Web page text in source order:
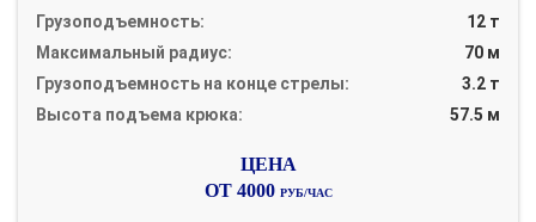
Грузоподъемность:
12 т
Максимальный радиус:
70 м
Грузоподъемность на конце стрелы:
3.2 т
Высота подъема крюка:
57.5 м
ОТ 4000 РУБ/ЧАС